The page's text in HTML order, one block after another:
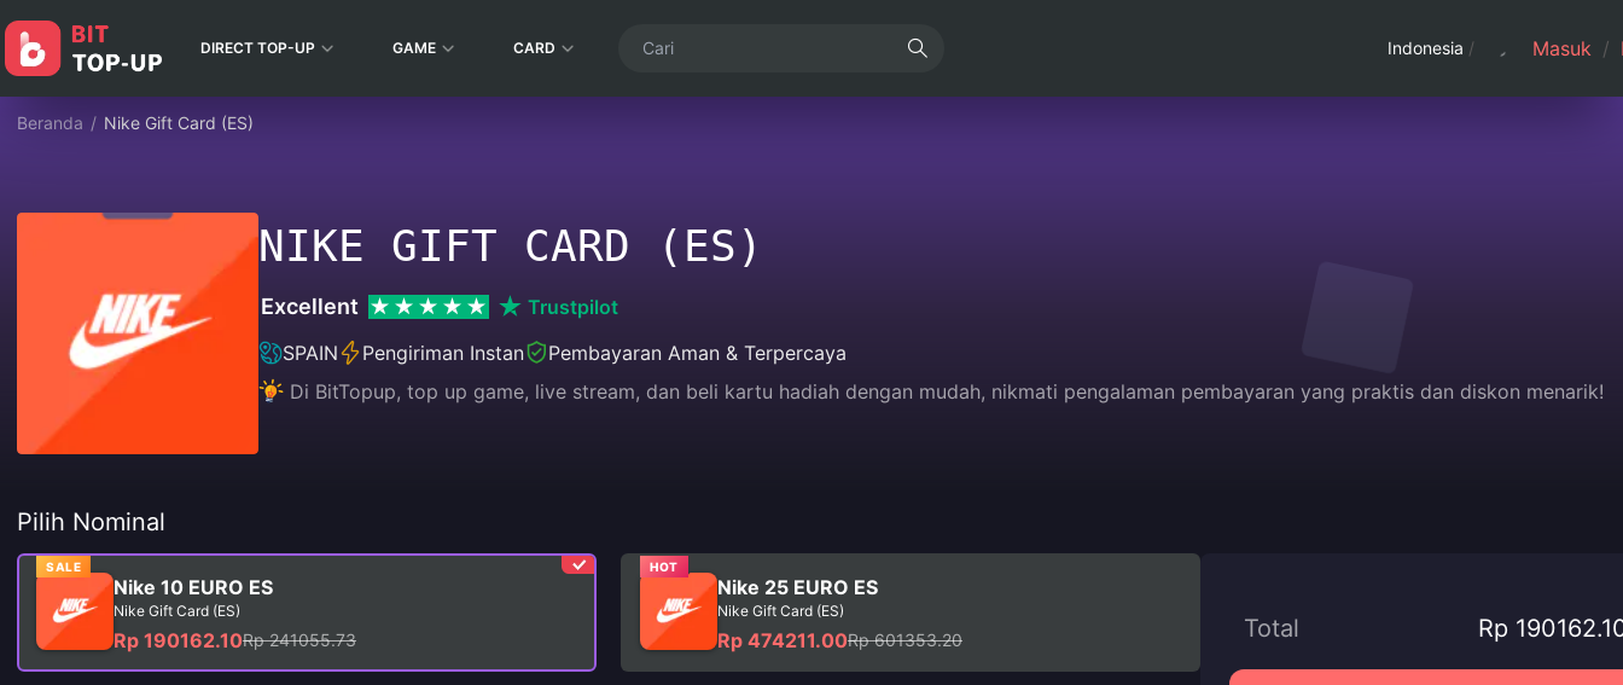
DIRECT TOP-UP GAME CARD Indonesia / Masuk /
Beranda / Nike Gift Card (ES)
NIKE GIFT CARD (ES)
Excellent
Trustpilot
SPAIN
Pengiriman Instan
Pembayaran Aman & Terpercaya
Di BitTopup, top up game, live stream, dan beli kartu hadiah dengan mudah, nikmati pengalaman pembayaran yang praktis dan diskon menarik!
Pilih Nominal
SALE
Nike 10 EURO ES
Nike Gift Card (ES)
Rp 190162.10Rp 241055.73
HOT
Nike 25 EURO ES
Nike Gift Card (ES)
Rp 474211.00Rp 601353.20 Total Rp